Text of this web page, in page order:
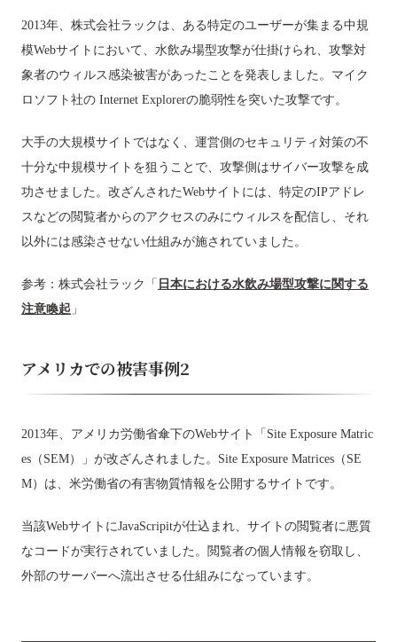
2013年、株式会社ラックは、ある特定のユーザーが集まる中規
模Webサイトにおいて、水飲み場型攻撃が仕掛けられ、攻撃対
象者のウィルス感染被害があったことを発表しました。マイク
ロソフト社の Internet Explorerの脆弱性を突いた攻撃です。
大手の大規模サイトではなく、運営側のセキュリティ対策の不
十分な中規模サイトを狙うことで、攻撃側はサイバー攻撃を成
功させました。改ざんされたWebサイトには、特定のIPアドレ
スなどの閲覧者からのアクセスのみにウィルスを配信し、それ
以外には感染させない仕組みが施されていました。
参考：株式会社ラック「 日本における水飲み場型攻撃に関する
注意喚起 」
アメリカでの被害事例2
2013年、アメリカ労働省傘下のWebサイト「Site Exposure Matric
es（SEM）」が改ざんされました。Site Exposure Matrices（SE
M）は、米労働省の有害物質情報を公開するサイトです。
当該WebサイトにJavaScripitが仕込まれ、サイトの閲覧者に悪質
なコードが実行されていました。閲覧者の個人情報を窃取し、
外部のサーバーへ流出させる仕組みになっています。